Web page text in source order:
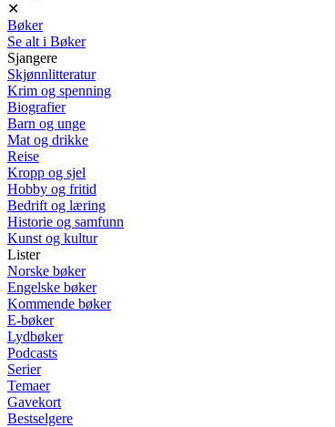
✕
Bøker
Se alt i Bøker
Sjangere
Skjønnlitteratur
Krim og spenning
Biografier
Barn og unge
Mat og drikke
Reise
Kropp og sjel
Hobby og fritid
Bedrift og læring
Historie og samfunn
Kunst og kultur
Lister
Norske bøker
Engelske bøker
Kommende bøker
E-bøker
Lydbøker
Podcasts
Serier
Temaer
Gavekort
Bestselgere